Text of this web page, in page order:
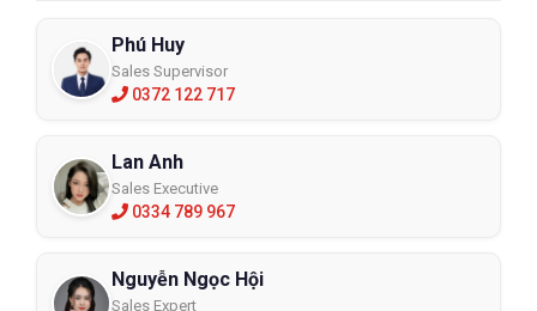
Phú Huy
Sales Supervisor
0372 122 717
Lan Anh
Sales Executive
0334 789 967
Nguyễn Ngọc Hội
Sales Expert